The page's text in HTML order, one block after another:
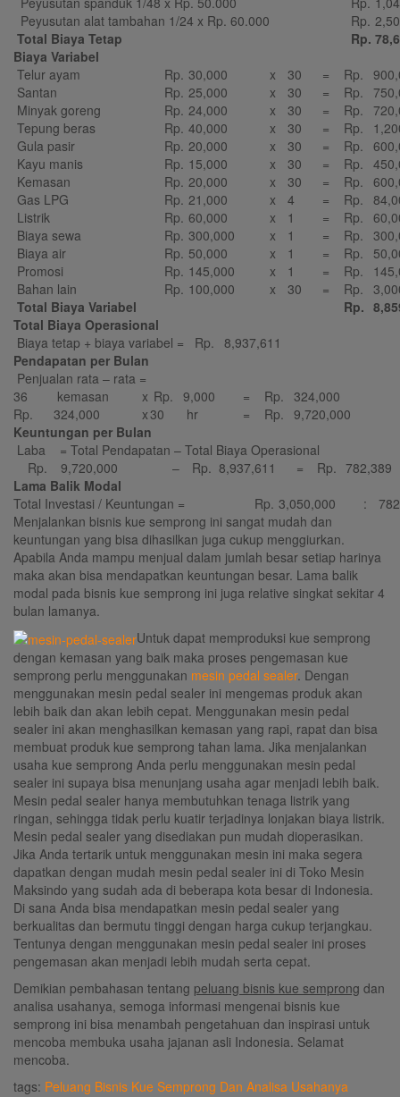
Peyusutan alat tambahan 1/24 x Rp. 60.000
Rp.
Total Biaya Tetap
Rp.
Biaya Variabel
Telur ayam
Rp. 30,000 x 30 = Rp.
Santan
Rp. 25,000 x 30 = Rp.
Minyak goreng
Rp. 24,000 x 30 = Rp.
Tepung beras
Rp. 40,000 x 30 = Rp.
Gula pasir
Rp. 20,000 x 30 = Rp.
Kayu manis
Rp. 15,000 x 30 = Rp.
Kemasan
Rp. 20,000 x 30 = Rp.
Gas LPG
Rp. 21,000 x 4 = Rp.
Listrik
Rp. 60,000 x 1 = Rp.
Biaya sewa
Rp. 300,000 x 1 = Rp.
Biaya air
Rp. 50,000 x 1 = Rp.
Promosi
Rp. 145,000 x 1 = Rp.
Bahan lain
Rp. 100,000 x 30 = Rp.
Total Biaya Variabel
Rp.
Total Biaya Operasional
Biaya tetap + biaya variabel =
Rp.
8,937,611
Pendapatan per Bulan
Penjualan rata – rata =
36
kemasan x Rp. 9,000 = Rp.
324,000
Rp.
324,000 x30 hr = Rp.
9,720,000
Keuntungan per Bulan
Laba = Total Pendapatan – Total Biaya Operasional
Rp.
9,720,000 – Rp. 8,937,611 = Rp. 782,389
Lama Balik Modal
Total Investasi / Keuntungan =
Rp. 3,050,000 :
Menjalankan bisnis kue semprong ini sangat mudah dan
keuntungan yang bisa dihasilkan juga cukup menggiurkan.
Apabila Anda mampu menjual dalam jumlah besar setiap harinya
maka akan bisa mendapatkan keuntungan besar. Lama balik
modal pada bisnis kue semprong ini juga relative singkat sekitar 4
bulan lamanya.
Untuk dapat memproduksi kue semprong
dengan kemasan yang baik maka proses pengemasan kue
semprong perlu menggunakan mesin pedal sealer. Dengan
menggunakan mesin pedal sealer ini mengemas produk akan
lebih baik dan akan lebih cepat. Menggunakan mesin pedal
sealer ini akan menghasilkan kemasan yang rapi, rapat dan bisa
membuat produk kue semprong tahan lama. Jika menjalankan
usaha kue semprong Anda perlu menggunakan mesin pedal
sealer ini supaya bisa menunjang usaha agar menjadi lebih baik.
Mesin pedal sealer hanya membutuhkan tenaga listrik yang
ringan, sehingga tidak perlu kuatir terjadinya lonjakan biaya listrik.
Mesin pedal sealer yang disediakan pun mudah dioperasikan.
Jika Anda tertarik untuk menggunakan mesin ini maka segera
dapatkan dengan mudah mesin pedal sealer ini di Toko Mesin
Maksindo yang sudah ada di beberapa kota besar di Indonesia.
Di sana Anda bisa mendapatkan mesin pedal sealer yang
berkualitas dan bermutu tinggi dengan harga cukup terjangkau.
Tentunya dengan menggunakan mesin pedal sealer ini proses
pengemasan akan menjadi lebih mudah serta cepat.
Demikian pembahasan tentang peluang bisnis kue semprong dan
analisa usahanya, semoga informasi mengenai bisnis kue
semprong ini bisa menambah pengetahuan dan inspirasi untuk
mencoba membuka usaha jajanan asli Indonesia. Selamat
mencoba.
tags: Peluang Bisnis Kue Semprong Dan Analisa Usahanya